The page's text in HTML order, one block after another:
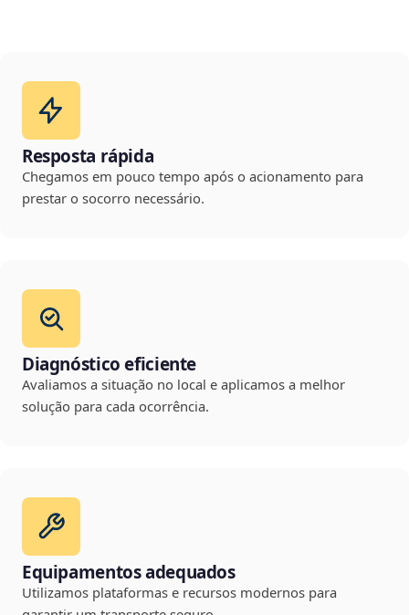
Resposta rápida
Chegamos em pouco tempo após o acionamento para
prestar o socorro necessário.
Diagnóstico eficiente
Avaliamos a situação no local e aplicamos a melhor
solução para cada ocorrência.
Equipamentos adequados
Utilizamos plataformas e recursos modernos para